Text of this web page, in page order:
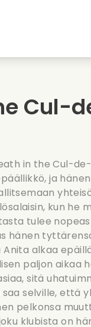
sarjat
Cul-
in the Cul-
ja
kun he
tulee
hänen
alkaa
paljon aikaa
sitä
selville, että
pelkonsa
klubista on